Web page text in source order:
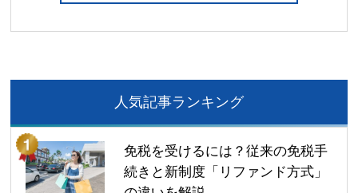
人気記事ランキング
免税を受けるには？従来の免税手
続きと新制度「リファンド方式」